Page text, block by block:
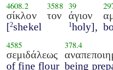
4608.2
σίκλον
[2shekel
3588
τον
39
άγιον
1 holy],
4585
σεμιδάλεως
of fine flour
378.4
being